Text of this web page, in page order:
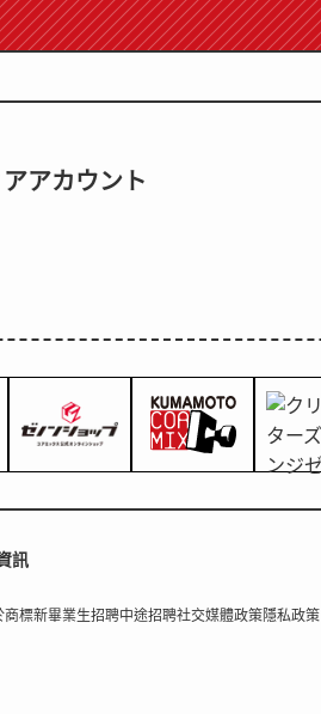
アカウント
訊
商標新畢業生招聘中途招聘社交媒體政策隱私政策